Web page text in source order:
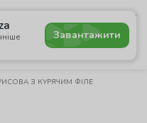
Завантажити
Сніданки Комбо
З КУРЯЧИМ ФІЛЕ